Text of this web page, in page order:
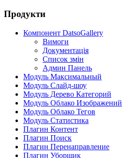
Продукти
Компонент DatsoGallery
Вимоги
Документація
Список змін
Админ Панель
Модуль Максимальный
Модуль Слайд-шоу
Модуль Дерево Категорий
Модуль Облако Изображений
Модуль Облако Тегов
Модуль Статистика
Плагин Контент
Плагин Поиск
Плагин Перенаправление
Плагин Уборщик